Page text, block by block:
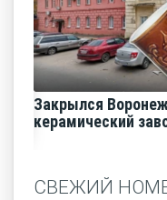
Закрылся
керамический
СВЕЖИЙ